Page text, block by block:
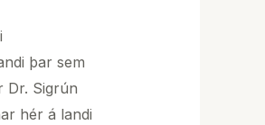
þar sem
Dr. Sigrún
hér á landi